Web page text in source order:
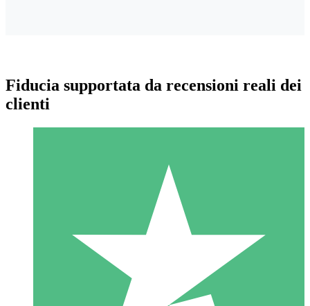
Pacchetti di Crediti Individuali
Paga a consumo con crediti di download. Nessun impegno
1 Download
Fiducia supportata da recensioni reali dei
clienti